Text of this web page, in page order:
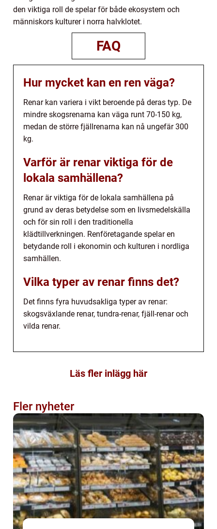
den viktiga roll de spelar för både ekosystem och
människors kulturer i norra halvklotet.
FAQ
Hur mycket kan en ren väga?
Renar kan variera i vikt beroende på deras typ. De
mindre skogsrenarna kan väga runt 70-150 kg,
medan de större fjällrenarna kan nå ungefär 300
kg.
Varför är renar viktiga för de
lokala samhällena?
Renar är viktiga för de lokala samhällena på
grund av deras betydelse som en livsmedelskälla
och för sin roll i den traditionella
klädtillverkningen. Renföretagande spelar en
betydande roll i ekonomin och kulturen i nordliga
samhällen.
Vilka typer av renar finns det?
Det finns fyra huvudsakliga typer av renar:
skogsväxlande renar, tundra-renar, fjäll-renar och
vilda renar.
Läs fler inlägg här
Fler nyheter